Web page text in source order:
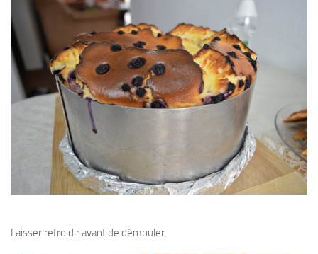
Laisser refroidir avant de démouler.